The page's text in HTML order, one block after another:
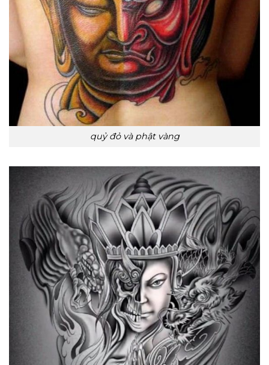
quỷ đỏ và phật vàng